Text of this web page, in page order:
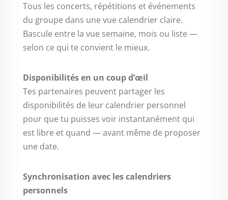
Tous les concerts, répétitions et événements
du groupe dans une vue calendrier claire.
Bascule entre la vue semaine, mois ou liste —
selon ce qui te convient le mieux.
Disponibilités en un coup d’œil
Tes partenaires peuvent partager les
disponibilités de leur calendrier personnel
pour que tu puisses voir instantanément qui
est libre et quand — avant même de proposer
une date.
Synchronisation avec les calendriers
personnels